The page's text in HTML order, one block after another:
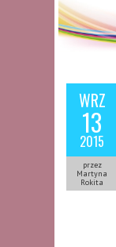
WRZ
13
2015
przez
Martyna
Rokita